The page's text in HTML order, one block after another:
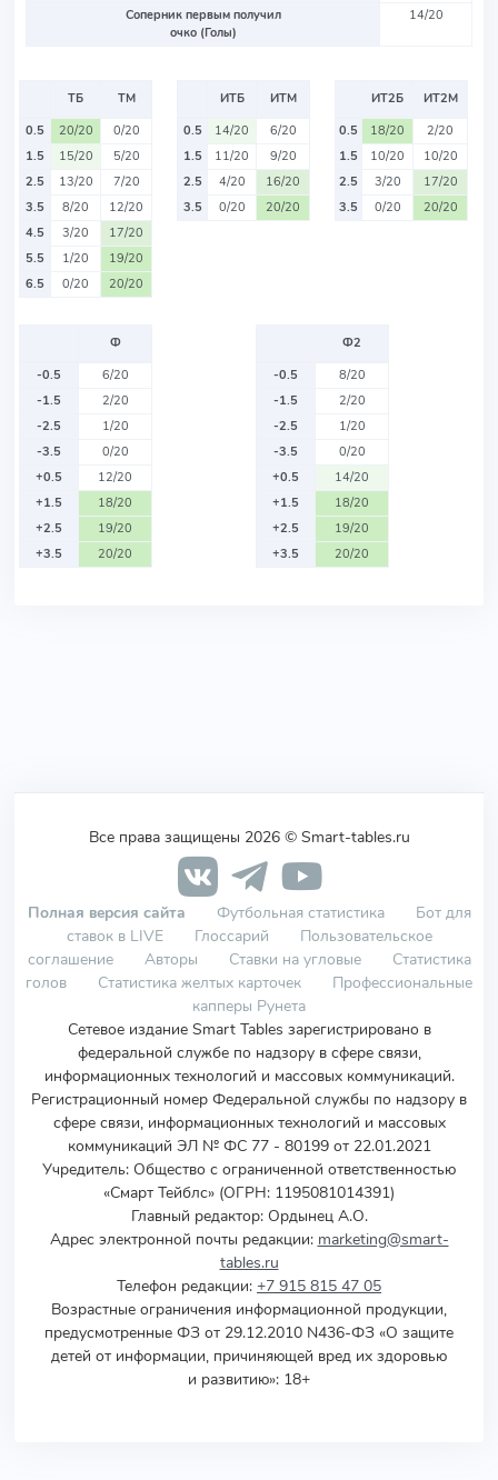
Соперник первым получил
очко (Голы)
14/20
ТБ
ТМ
0.5
20/20
0/20
1.5
15/20
5/20
2.5
13/20
7/20
3.5
8/20
12/20
4.5
3/20
17/20
5.5
1/20
19/20
6.5
0/20 20/20
ИТБ
ИТМ
0.5
14/20
6/20
1.5
11/20
9/20
2.5
4/20
16/20
3.5
0/20 20/20
ИТ2Б
ИТ2М
0.5
18/20
2/20
1.5
10/20
10/20
2.5
3/20
17/20
3.5
0/20 20/20
Ф
-0.5
6/20
-1.5
2/20
-2.5
1/20
-3.5
0/20
+0.5
12/20
+1.5
18/20
+2.5
19/20
+3.5
20/20
Ф2
-0.5
8/20
-1.5
2/20
-2.5
1/20
-3.5
0/20
+0.5
14/20
+1.5
18/20
+2.5
19/20
+3.5
20/20
Все права защищены 2026 © Smart-tables.ru
Полная версия сайта Футбольная статистика
Бот для
ставок в LIVE
Глоссарий
Пользовательское
соглашение
Авторы Ставки на угловые
Статистика
голов
Статистика желтых карточек
Профессиональные
капперы Рунета
Сетевое издание Smart Tables зарегистрировано в
федеральной службе по надзору в сфере связи,
информационных технологий и массовых коммуникаций.
Регистрационный номер Федеральной службы по надзору в
сфере связи, информационных технологий и массовых
коммуникаций ЭЛ № ФС 77 - 80199 от 22.01.2021
Учредитель: Общество с ограниченной ответственностью
«Смарт Тейблс» (ОГРН: 1195081014391)
Главный редактор: Ордынец А.О.
Адрес электронной почты редакции: marketing@smart-
tables.ru
Телефон редакции: +7 915 815 47 05
Возрастные ограничения информационной продукции,
предусмотренные ФЗ от 29.12.2010 N436-ФЗ «О защите
детей от информации, причиняющей вред их здоровью
и развитию»: 18+